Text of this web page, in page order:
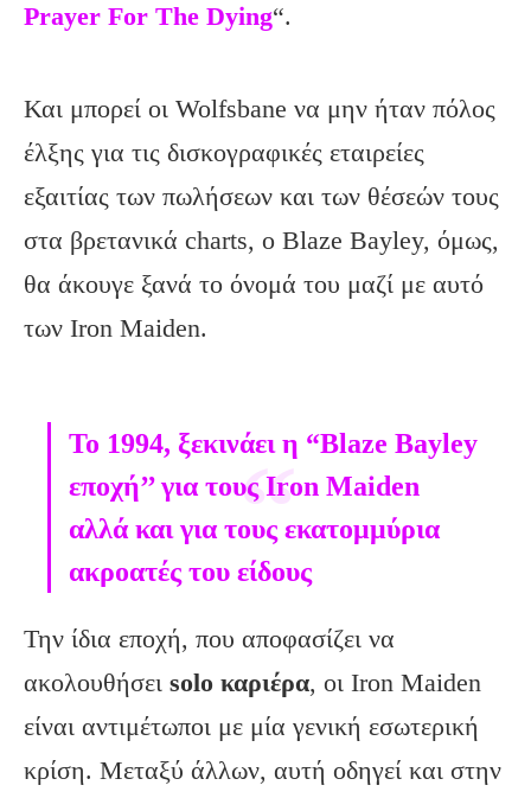
Prayer For The Dying“.
Και μπορεί οι Wolfsbane να μην ήταν πόλος
έλξης για τις δισκογραφικές εταιρείες
εξαιτίας των πωλήσεων και των θέσεών τους
στα βρετανικά charts, o Blaze Bayley, όμως,
θα άκουγε ξανά το όνομά του μαζί με αυτό
των Iron Maiden.
Το 1994, ξεκινάει η “Blaze Bayley
εποχή’’ για τους Iron Maiden
αλλά και για τους εκατομμύρια
ακροατές του είδους
Την ίδια εποχή, που αποφασίζει να
ακολουθήσει solo καριέρα, οι Iron Maiden
είναι αντιμέτωποι με μία γενική εσωτερική
κρίση. Μεταξύ άλλων, αυτή οδηγεί και στην